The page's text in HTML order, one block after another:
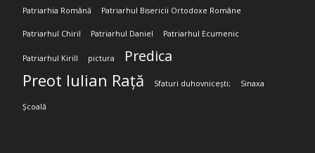
Patriarhia Română Patriarhul Bisericii Ortodoxe Române
Patriarhul Chiril Patriarhul Daniel Patriarhul Ecumenic
Patriarhul Kirill pictura Predica
Preot Iulian Rață Sfaturi duhovnicești; Sinaxa
Școală